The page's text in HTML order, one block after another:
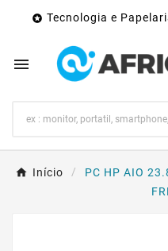
 Tecnologia e

Início
PC HP AIO